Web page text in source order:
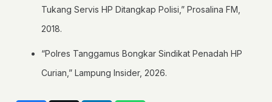
Tukang Servis HP Ditangkap Polisi,” Prosalina FM,
2018.
“Polres Tanggamus Bongkar Sindikat Penadah HP
Curian,” Lampung Insider, 2026.